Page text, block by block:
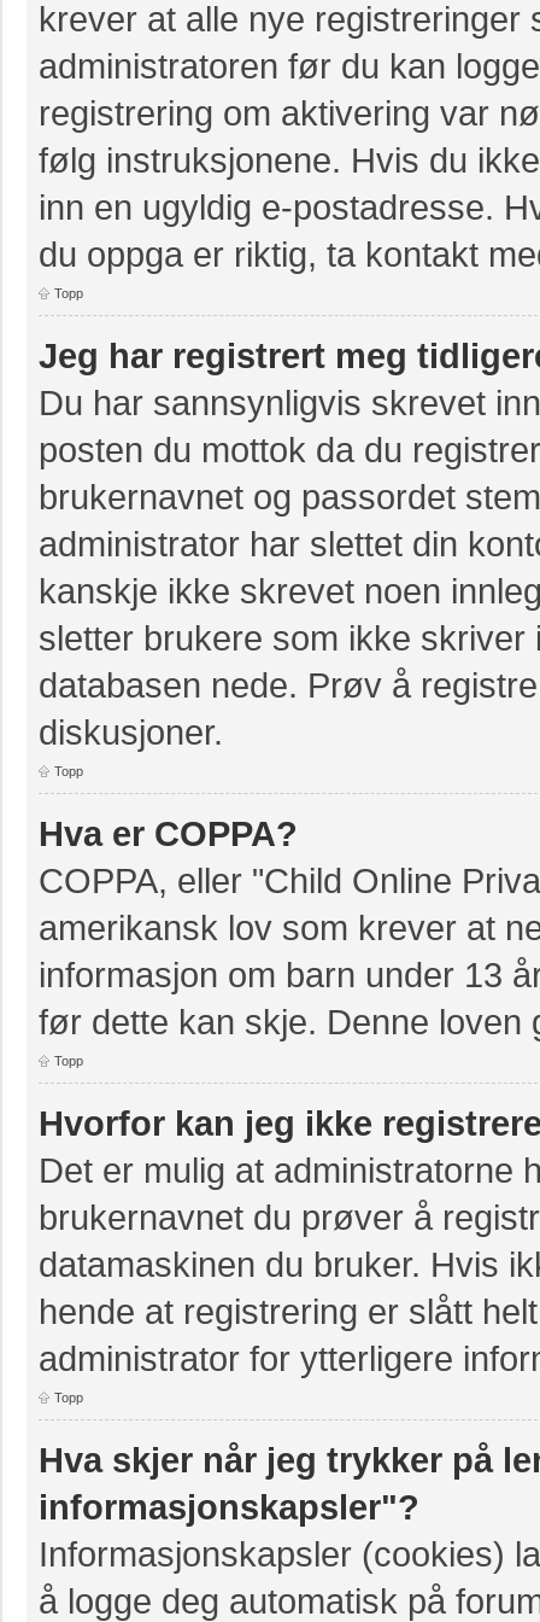
krever at alle nye
administratoren før du kan
registrering om aktivering var
følg instruksjonene. Hvis du
inn en ugyldig e-postadresse.
du oppga er riktig, ta kontakt
Topp
Jeg har registrert meg
Du har sannsynligvis skrevet
posten du mottok da du
brukernavnet og passordet
administrator har slettet din
kanskje ikke skrevet noen
sletter brukere som ikke
databasen nede. Prøv å
diskusjoner.
Topp
Hva er COPPA?
COPPA, eller "Child Online
amerikansk lov som krever at
informasjon om barn under 13
før dette kan skje. Denne
Topp
Hvorfor kan jeg ikke
Det er mulig at administratorne
brukernavnet du prøver å
datamaskinen du bruker. Hvis
hende at registrering er slått
administrator for ytterligere
Topp
Hva skjer når jeg trykker på
informasjonskapsler"?
Informasjonskapsler (cookies)
å logge deg automatisk på